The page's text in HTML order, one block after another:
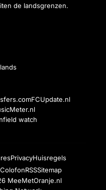
de landsgrenzen.
FCUpdate.nl
watch
PrivacyHuisregels
ColofonRSSSitemap
MeeMetOranje.nl